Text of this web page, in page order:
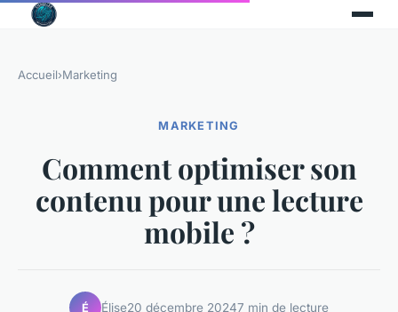
Accueil›Marketing
MARKETING
Comment optimiser son
contenu pour une lecture
mobile ?
É Élise20 décembre 20247 min de lecture